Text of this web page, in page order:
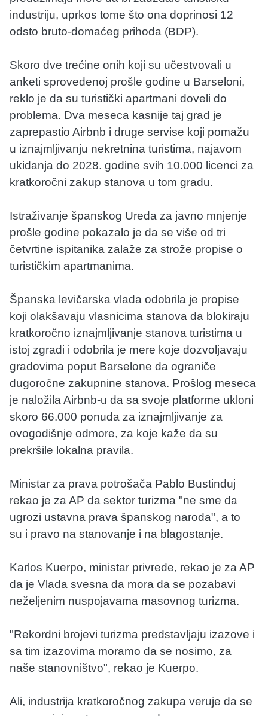
industriju, uprkos tome što ona doprinosi 12
odsto bruto-domaćeg prihoda (BDP).
Skoro dve trećine onih koji su učestvovali u
anketi sprovedenoj prošle godine u Barseloni,
reklo je da su turistički apartmani doveli do
problema. Dva meseca kasnije taj grad je
zaprepastio Airbnb i druge servise koji pomažu
u iznajmljivanju nekretnina turistima, najavom
ukidanja do 2028. godine svih 10.000 licenci za
kratkoročni zakup stanova u tom gradu.
Istraživanje španskog Ureda za javno mnjenje
prošle godine pokazalo je da se više od tri
četvrtine ispitanika zalaže za strože propise o
turističkim apartmanima.
Španska levičarska vlada odobrila je propise
koji olakšavaju vlasnicima stanova da blokiraju
kratkoročno iznajmljivanje stanova turistima u
istoj zgradi i odobrila je mere koje dozvoljavaju
gradovima poput Barselone da ograniče
dugoročne zakupnine stanova. Prošlog meseca
je naložila Airbnb-u da sa svoje platforme ukloni
skoro 66.000 ponuda za iznajmljivanje za
ovogodišnje odmore, za koje kaže da su
prekršile lokalna pravila.
Ministar za prava potrošača Pablo Bustinduj
rekao je za AP da sektor turizma "ne sme da
ugrozi ustavna prava španskog naroda", a to
su i pravo na stanovanje i na blagostanje.
Karlos Kuerpo, ministar privrede, rekao je za AP
da je Vlada svesna da mora da se pozabavi
neželjenim nuspojavama masovnog turizma.
"Rekordni brojevi turizma predstavljaju izazove i
sa tim izazovima moramo da se nosimo, za
naše stanovništvo", rekao je Kuerpo.
Ali, industrija kratkoročnog zakupa veruje da se